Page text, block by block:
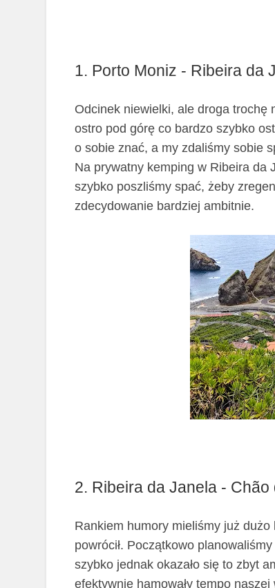
1. Porto Moniz - Ribeira da
Odcinek niewielki, ale droga trochę
ostro pod górę co bardzo szybko
o sobie znać, a my zdaliśmy sobie
Na prywatny kemping w Ribeira da
szybko poszliśmy spać, żeby
zdecydowanie bardziej ambitnie.
2. Ribeira da Janela -
Rankiem humory mieliśmy już
powrócił. Początkowo
szybko jednak okazało się to zbyt
efektywnie hamowały tempo naszej